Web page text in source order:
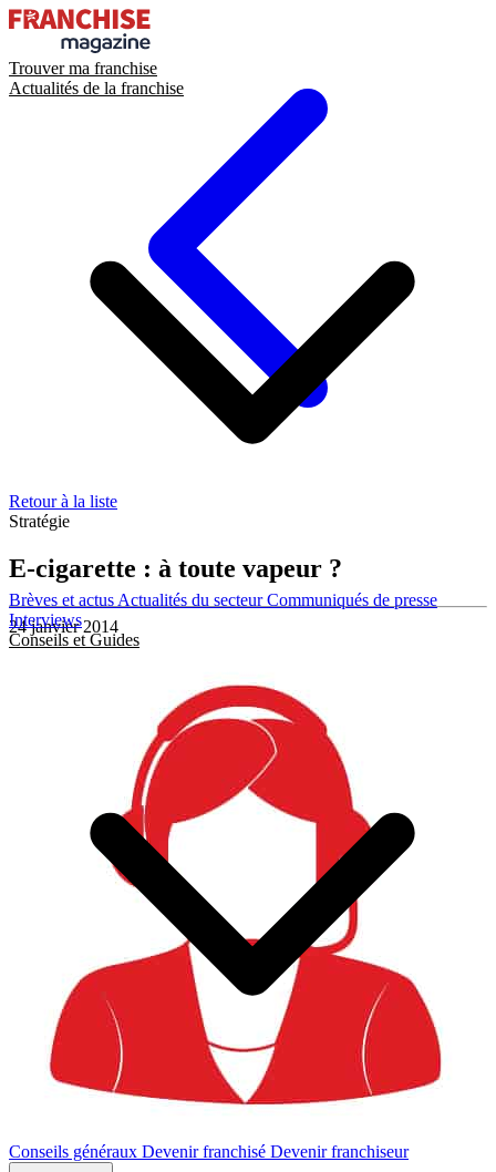
Trouver ma franchise
Actualités de la franchise
Brèves et actus Actualités du secteurCommuniqués de presse
Interviews
Conseils et Guides
Conseils généraux Devenir franchisé Devenir franchiseur
Retour à la liste
Stratégie
E-cigarette : à toute vapeur ?
24 janvier 2014